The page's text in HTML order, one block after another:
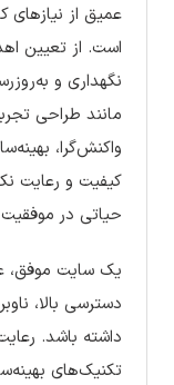
عمیق از نیازهای
است. از تعیین
نگهداری و
واکنش‌گرا،
کیفیت و رعایت
حیاتی در
یک سایت موفق،
دسترسی بالا،
داشته باشد.
تکنیک‌های